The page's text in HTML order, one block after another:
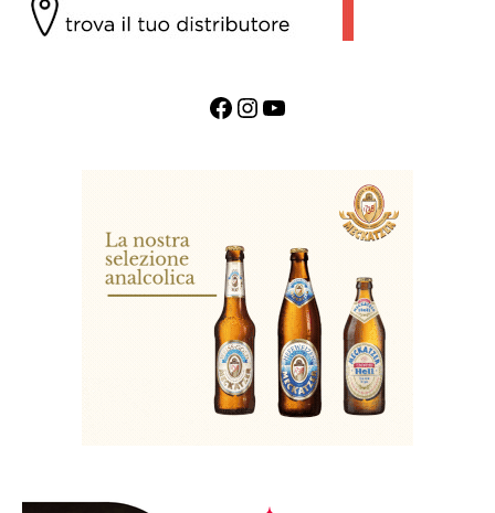
Facebook InstagramYouTube